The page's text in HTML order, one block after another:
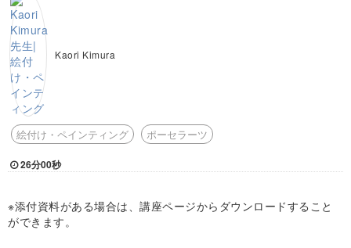
Kaori Kimura
絵付け・ペインティング ポーセラーツ
26分00秒
※添付資料がある場合は、講座ページからダウンロードすること
ができます。